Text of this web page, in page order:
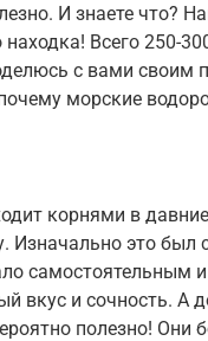
И знаете что?
Всего 250-
с вами своим
морские
корнями в
Изначально это был
самостоятельным
вкус и сочность. А
полезно!